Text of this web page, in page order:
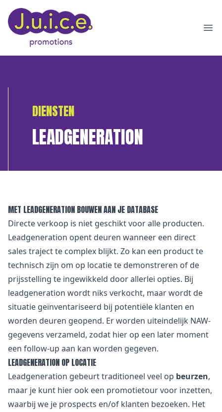
DIENSTEN
LEADGENERATION
MET LEADGENERATION BOUWEN AAN JE DATABASE
Directe verkoop is niet geschikt voor alle producten.
Leadgeneration opent deuren wanneer een direct
sales traject te complex blijkt. Zo kan een product te
technisch zijn om op locatie te demonstreren of de
prijsstelling te ingewikkeld door allerlei opties. Bij
leadgeneration wordt niks verkocht, maar wordt de
situatie geïnventariseerd bij potentiële klanten en
worden deuren geopend. Er worden uiteindelijk NAW-
gegevens verzameld, zodat hier op een later moment
een follow-up aan kan worden gegeven.
LEADGENERATION OP LOCATIE
Leadgeneration gebeurt traditioneel veel op beurzen,
maar je kunt hier ook een promotietour voor inzetten,
waarbij we je prospects en/of klanten bezoeken. Het